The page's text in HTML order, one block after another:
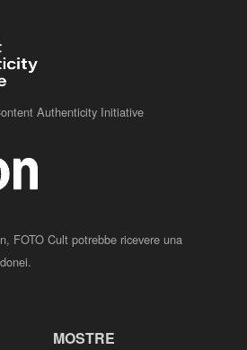
Authenticity Initiative
FOTO Cult potrebbe ricevere una
MOSTRE